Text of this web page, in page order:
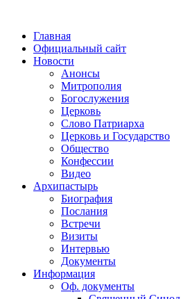
Главная
Официальный сайт
Новости
Анонсы
Митрополия
Богослужения
Церковь
Слово Патриарха
Церковь и Государство
Общество
Конфессии
Видео
Архипастырь
Биография
Послания
Встречи
Визиты
Интервью
Документы
Информация
Оф. документы